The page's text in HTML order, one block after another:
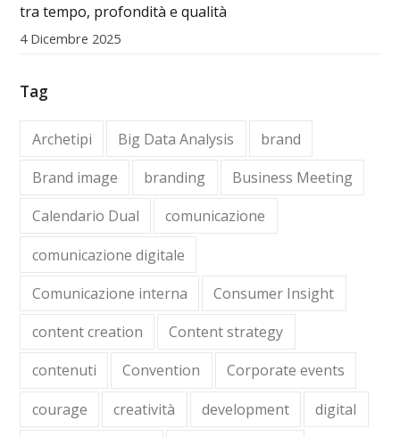
tra tempo, profondità e qualità
4 Dicembre 2025
Tag
Archetipi Big Data Analysis
brand
Brand image
branding
Business Meeting
Calendario Dual
comunicazione
comunicazione digitale
Comunicazione interna
Consumer Insight
content creation
Content strategy
contenuti
Convention
Corporate events
courage
creatività development
digital